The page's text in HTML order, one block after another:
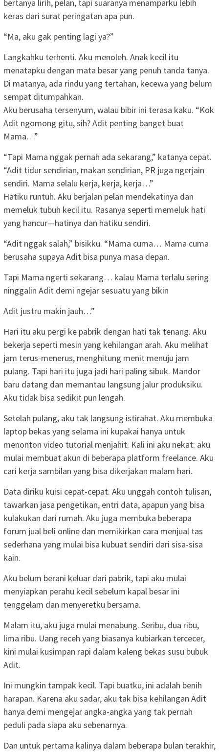
bertanya lirih, pelan, tapi suaranya menamparku lebih
keras dari surat peringatan apa pun.
“Ma, aku gak penting lagi ya?”
Langkahku terhenti. Aku menoleh. Anak kecil itu
menatapku dengan mata besar yang penuh tanda tanya.
Di matanya, ada rindu yang tertahan, kecewa yang belum
sempat ditumpahkan.
Aku berusaha tersenyum, walau bibir ini terasa kaku. “Kok
Adit ngomong gitu, sih? Adit penting banget buat
Mama…”
“Tapi Mama nggak pernah ada sekarang,” katanya cepat.
“Adit tidur sendirian, makan sendirian, PR juga ngerjain
sendiri. Mama selalu kerja, kerja, kerja…”
Hatiku runtuh. Aku berjalan pelan mendekatinya dan
memeluk tubuh kecil itu. Rasanya seperti memeluk hati
yang hancur—hatinya dan hatiku sendiri.
“Adit nggak salah,” bisikku. “Mama cuma… Mama cuma
berusaha supaya Adit bisa punya masa depan.
Tapi Mama ngerti sekarang… kalau Mama terlalu sering
ninggalin Adit demi ngejar sesuatu yang bikin
Adit justru makin jauh…”
Hari itu aku pergi ke pabrik dengan hati tak tenang. Aku
bekerja seperti mesin yang kehilangan arah. Aku melihat
jam terus-menerus, menghitung menit menuju jam
pulang. Tapi hari itu juga jadi hari paling sibuk. Mandor
baru datang dan memantau langsung jalur produksiku.
Aku tidak bisa sedikit pun lengah.
Setelah pulang, aku tak langsung istirahat. Aku membuka
laptop bekas yang selama ini kupakai hanya untuk
menonton video tutorial menjahit. Kali ini aku nekat: aku
mulai membuat akun di beberapa platform freelance. Aku
cari kerja sambilan yang bisa dikerjakan malam hari.
Data diriku kuisi cepat-cepat. Aku unggah contoh tulisan,
tawarkan jasa pengetikan, entri data, apapun yang bisa
kulakukan dari rumah. Aku juga membuka beberapa
forum jual beli online dan memikirkan cara menjual tas
sederhana yang mulai bisa kubuat sendiri dari sisa-sisa
kain.
Aku belum berani keluar dari pabrik, tapi aku mulai
menyiapkan perahu kecil sebelum kapal besar ini
tenggelam dan menyeretku bersama.
Malam itu, aku juga mulai menabung. Seribu, dua ribu,
lima ribu. Uang receh yang biasanya kubiarkan tercecer,
kini mulai kusimpan rapi dalam kaleng bekas susu bubuk
Adit.
Ini mungkin tampak kecil. Tapi buatku, ini adalah benih
harapan. Karena aku sadar, aku tak bisa kehilangan Adit
hanya demi mengejar angka-angka yang tak pernah
peduli pada siapa aku sebenarnya.
Dan untuk pertama kalinya dalam beberapa bulan terakhir,